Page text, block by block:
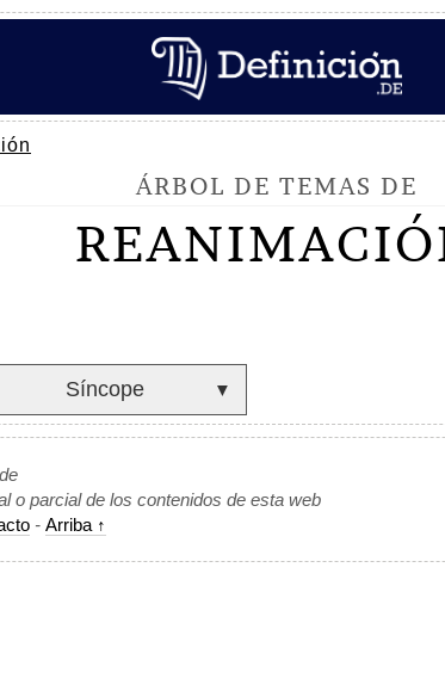
ÁRBOL DE TEMAS DE
Síncope ▼
o parcial de los contenidos de esta web
- Arriba ↑